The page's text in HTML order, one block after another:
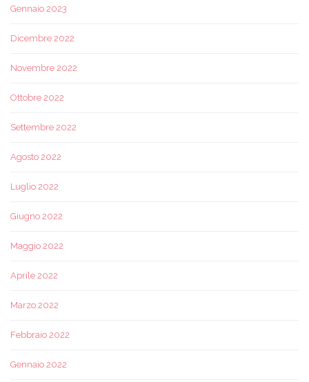
Gennaio 2023
Dicembre 2022
Novembre 2022
Ottobre 2022
Settembre 2022
Agosto 2022
Luglio 2022
Giugno 2022
Maggio 2022
Aprile 2022
Marzo 2022
Febbraio 2022
Gennaio 2022